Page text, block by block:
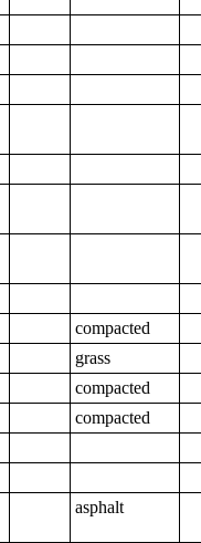
compacted
grass
compacted
compacted
asphalt